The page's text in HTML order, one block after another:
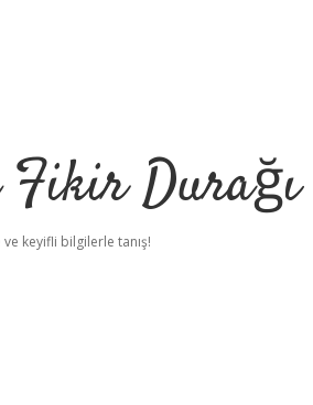
Durağı
ve keyifli bilgilerle tanış!